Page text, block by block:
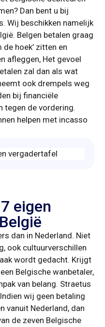
Dan bent u bij
Wij beschikken namelijk
Belgen betalen graag
de hoek’ zitten en
afleggen, Het gevoel
zal dan als wat
ook drempels weg
bij financiële
tegen de vordering.
helpen met incasso
eigen
dan in Nederland. Niet
ook cultuurverschillen
wordt gedacht. Krijgt
Belgische wanbetaler,
van belang. Straetus
wij geen betaling
vanuit Nederland, dan
de zeven Belgische